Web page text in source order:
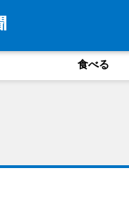
食べる